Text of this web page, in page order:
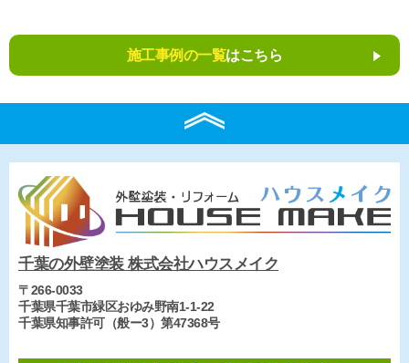
施工事例の一覧はこちら
千葉の外壁塗装 株式会社ハウスメイク
〒266-0033
千葉県千葉市緑区おゆみ野南1-1-22
千葉県知事許可（般ー3）第47368号